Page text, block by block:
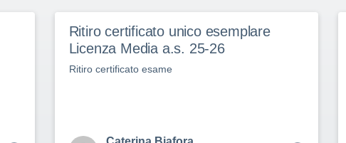
Ritiro certificato unico esemplare
Licenza Media a.s. 25-26
Ritiro certificato esame